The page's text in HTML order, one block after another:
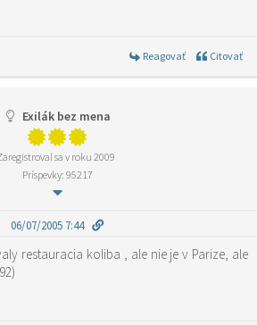
Reagovať Citovať
Exilák bez mena
sa v roku 2009
Príspevky: 95217
06/07/2005 7:44
restauracia koliba , ale nie je v Parize, ale